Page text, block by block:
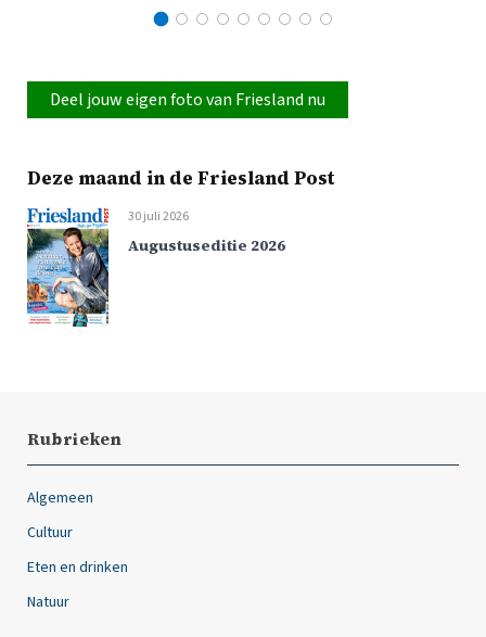
Deel jouw eigen foto van Friesland nu
Deze maand in de Friesland Post
30 juli 2026
Augustuseditie 2026
Rubrieken
Algemeen
Cultuur
Eten en drinken
Natuur